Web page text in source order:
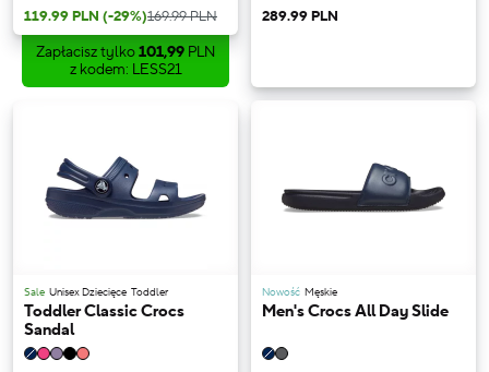
119.99 PLN (-29%)169.99 PLN
Zapłacisz tylko101,99 PLN
z kodem: LESS21
289.99 PLN
Sale Unisex Dziecięce Toddler
Toddler Classic Crocs
Sandal
Nowość Męskie
Men's Crocs All Day Slide